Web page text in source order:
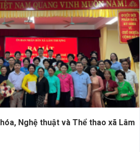
Nghệ thuật và Thể thao xã Lâm